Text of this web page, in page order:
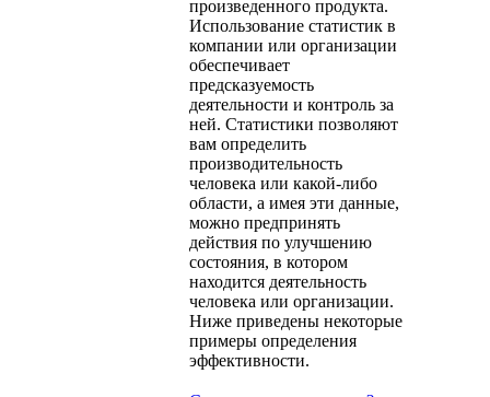
произведенного продукта.
Использование статистик в
компании или организации
обеспечивает
предсказуемость
деятельности и контроль за
ней. Статистики позволяют
вам определить
производительность
человека или какой-либо
области, а имея эти данные,
можно предпринять
действия по улучшению
состояния, в котором
находится деятельность
человека или организации.
Ниже приведены некоторые
примеры определения
эффективности.